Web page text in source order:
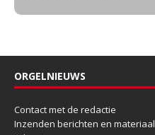
ORGELNIEUWS
Contact met de redactie
Inzenden berichten en materiaal